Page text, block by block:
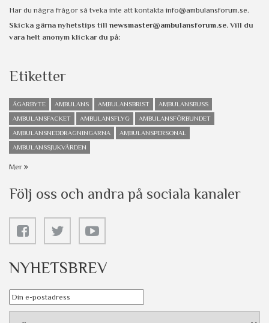
Har du några frågor så tveka inte att kontakta info@ambulansforum.se.
Skicka gärna nyhetstips till newsmaster@ambulansforum.se. Vill du
vara helt anonym klickar du på:
Etiketter
ÄGARBYTE AMBULANS AMBULANSBRIST
AMBULANSBUSS
AMBULANSFACKET
AMBULANSFLYG
AMBULANSFÖRBUNDET
AMBULANSNEDDRAGNINGARNA
AMBULANSPERSONAL
AMBULANSSJUKVÅRDEN
Mer
Följ oss och andra på sociala kanaler
NYHETSBREV